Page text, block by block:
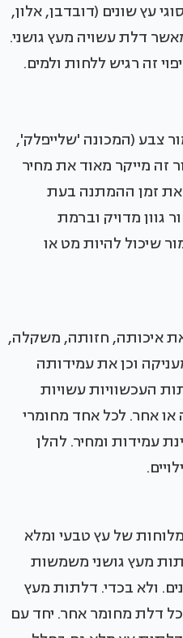
עץ שונים (דובדבן, אלון,
דלת עשויה מעץ גושני.
זה רגיש ללחות ולמים.
צבע (המכונה 'שלייפלק',
זה מייקר מאוד את מחיר
את זמן ההמתנה בעת
גוון מדויק וברמת
שיכול להיות מט או
איכותה, חזותה, משקלה,
וכן את עמידותה
העכשוויות עשויות
או אחר. לכל אחד מחומרי
עמידות ומחיר. להלן
של עץ טבעי ומלא
מעץ גושני משמשות
ולא בכדי. דלתות מעץ
דלת מחומר אחר. יחד עם